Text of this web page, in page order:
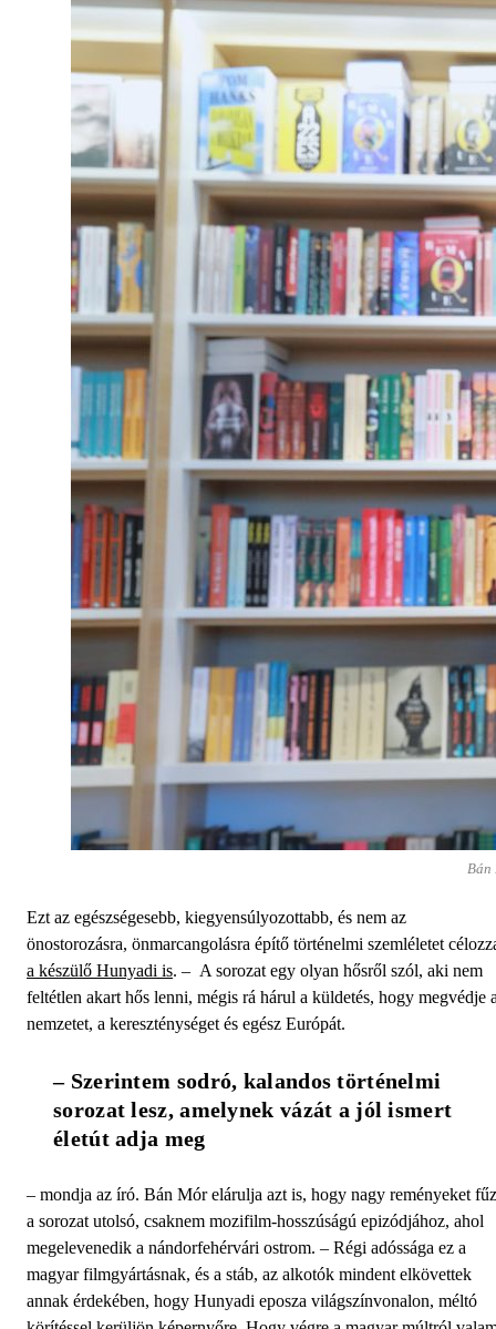
Bán
Ezt az egészségesebb, kiegyensúlyozottabb, és nem az
önostorozásra, önmarcangolásra építő történelmi szemléletet
a készülő Hunyadi is. – A sorozat egy olyan hősről szól, aki nem
feltétlen akart hős lenni, mégis rá hárul a küldetés, hogy megvédje
nemzetet, a kereszténységet és egész Európát.
– Szerintem sodró, kalandos történelmi
sorozat lesz, amelynek vázát a jól ismert
életút adja meg
– mondja az író. Bán Mór elárulja azt is, hogy nagy reményeket fűz
a sorozat utolsó, csaknem mozifilm-hosszúságú epizódjához, ahol
megelevenedik a nándorfehérvári ostrom. – Régi adóssága ez a
magyar filmgyártásnak, és a stáb, az alkotók mindent elkövettek
annak érdekében, hogy Hunyadi eposza világszínvonalon, méltó